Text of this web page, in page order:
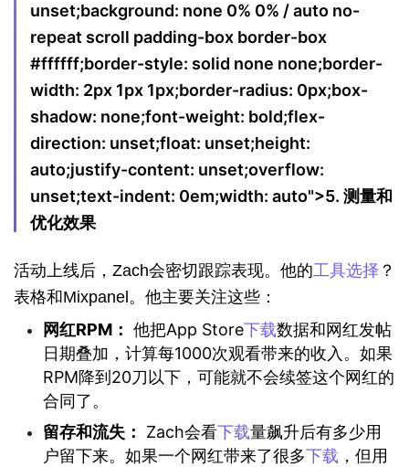
unset;background: none 0% 0% / auto no-
repeat scroll padding-box border-box
#ffffff;border-style: solid none none;border-
width: 2px 1px 1px;border-radius: 0px;box-
shadow: none;font-weight: bold;flex-
direction: unset;float: unset;height:
auto;justify-content: unset;overflow:
unset;text-indent: 0em;width: auto">5. 测量和
优化效果
活动上线后，Zach会密切跟踪表现。他的工具选择 ？
表格和Mixpanel。他主要关注这些：
网红RPM： 他把App Store下载数据和网红发帖
日期叠加，计算每1000次观看带来的收入。如果
RPM降到20刀以下，可能就不会续签这个网红的
合同了。
留存和流失：
Zach会看下载量飙升后有多少用
户留下来。如果一个网红带来了很多下载 ，但用